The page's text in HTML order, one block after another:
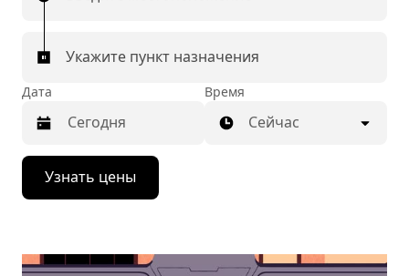
Укажите пункт назначения
Дата
Нажмите
стрелку
вниз,
календарю
Время
Сейчас
Узнать цены